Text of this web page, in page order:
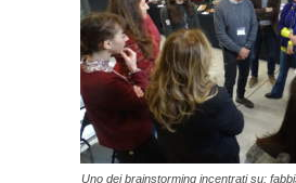
Uno dei brainstorming incentrati su: